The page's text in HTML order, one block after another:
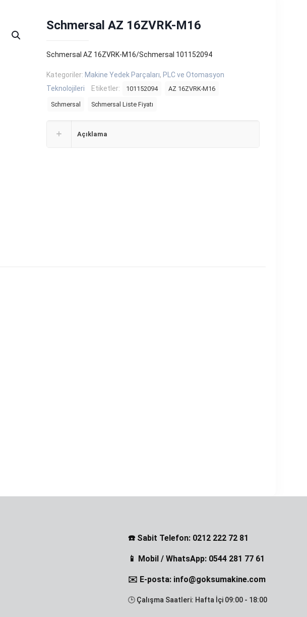
Schmersal AZ 16ZVRK-M16
Schmersal AZ 16ZVRK-M16/Schmersal 101152094
Kategoriler: Makine Yedek Parçaları, PLC ve Otomasyon
Teknolojileri
Etiketler: 101152094 AZ 16ZVRK-M16
Schmersal Schmersal Liste Fiyatı
Açıklama
☎️ Sabit Telefon: 0212 222 72 81
📱 Mobil / WhatsApp: 0544 281 77 61
✉️ E-posta: info@goksumakine.com
🕒 Çalışma Saatleri: Hafta İçi 09:00 - 18:00